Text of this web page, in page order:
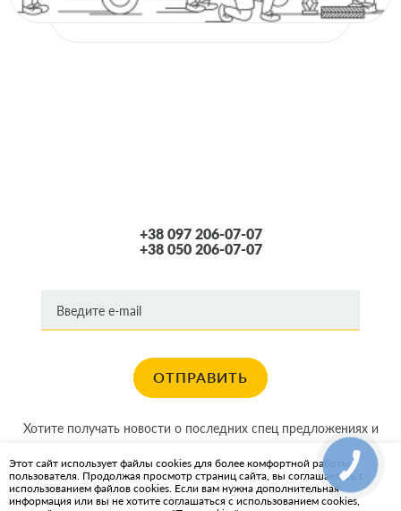
+38 097 206-07-07
+38 050 206-07-07
ОТПРАВИТЬ
Хотите получать новости о последних спец предложениях и
КАРТА САЙТА
Этот сайт использует файлы cookies для более комфортной работы
пользователя. Продолжая просмотр страниц сайта, вы соглашаетесь с
использованием файлов cookies. Если вам нужна дополнительная
информация или вы не хотите соглашаться с использованием cookies,